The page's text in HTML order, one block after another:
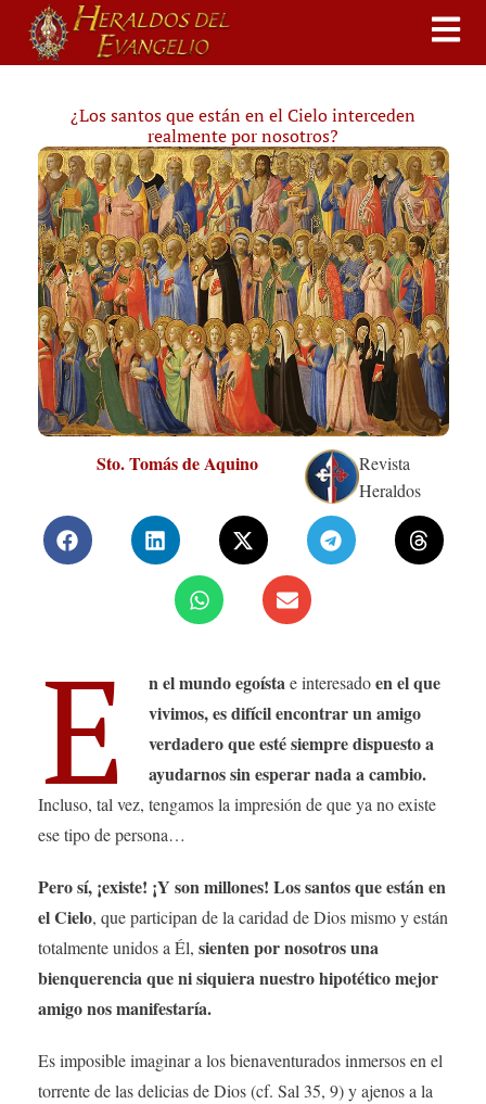
¿Los santos que están en el Cielo interceden
realmente por nosotros?
Sto. Tomás de Aquino
Revista
Heraldos
E n el mundo egoístae interesadoen el que
vivimos, es difícil encontrar un amigo
verdadero que esté siempre dispuesto a
ayudarnos sin esperar nada a cambio.
Incluso, tal vez, tengamos la impresión de que ya no existe
ese tipo de persona…
Pero sí, ¡existe! ¡Y son millones! Los santos que están en
el Cielo, que participan de la caridad de Dios mismo y están
totalmente unidos a Él, sienten por nosotros una
bienquerencia que ni siquiera nuestro hipotético mejor
amigo nos manifestaría.
Es imposible imaginar a los bienaventurados inmersos en el
torrente de las delicias de Dios (cf. Sal 35, 9) y ajenos a la